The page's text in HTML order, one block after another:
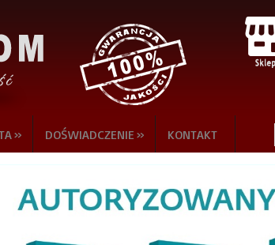
» DOŚWIADCZENIE » KONTAKT